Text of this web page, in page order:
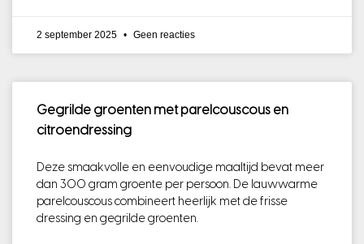
2 september 2025 Geen reacties
Gegrilde groenten met parelcouscous en
citroendressing
Deze smaakvolle en eenvoudige maaltijd bevat meer
dan 300 gram groente per persoon. De lauwwarme
parelcouscous combineert heerlijk met de frisse
dressing en gegrilde groenten.